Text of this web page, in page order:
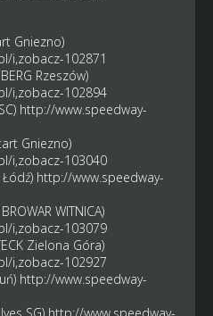
Gniezno)
i,zobacz-102871
Rzeszów)
i,zobacz-102894
http://www.speedway-
Gniezno)
i,zobacz-103040
http://www.speedway-
WITNICA)
i,zobacz-103079
Zielona Góra)
i,zobacz-102927
http://www.speedway-